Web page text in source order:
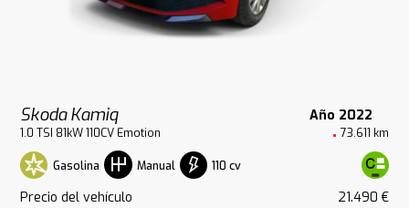
Skoda Kamiq Año 2022
1.0 TSI 81kW 110CV Emotion 73.611 km
Gasolina Manual 110 cv
Precio del vehículo
21.490 €